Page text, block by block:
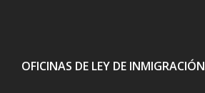
OFICINAS DE LEY DE INMIGRACIÓN